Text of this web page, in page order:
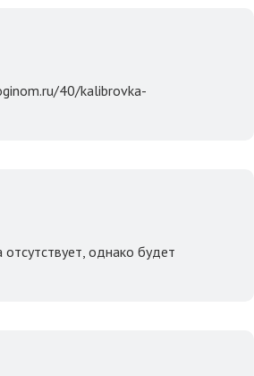
40/kalibrovka-
однако будет